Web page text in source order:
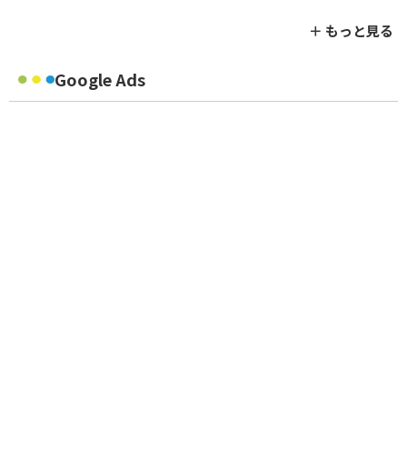
＋ もっと見る
Google Ads